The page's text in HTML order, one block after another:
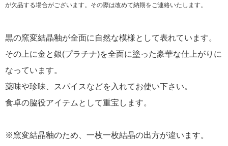
が欠品する場合がございます。その際は改めて納期をご連絡いたします。
黒の窯変結晶釉が全面に自然な模様として表れています。
その上に金と銀(プラチナ)を全面に塗った豪華な仕上がりに
なっています。
薬味や珍味、スパイスなどを入れてお使い下さい。
食卓の脇役アイテムとして重宝します。
※窯変結晶釉のため、一枚一枚結晶の出方が違います。